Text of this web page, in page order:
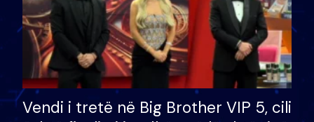
Vendi i tretë në Big Brother VIP 5, cili